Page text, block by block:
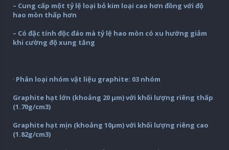
– Cung cấp một tỷ lệ loại bỏ kim loại cao hơn đồng với độ
hao mòn thấp hơn
– Có đặc tính độc đáo mà tỷ lệ hao mòn có xu hướng giảm
khi cường độ xung tăng
· Phân loại nhóm vật liệu graphite: 03 nhóm
Graphite hạt lớn (khoảng 20 µm) với khối lượng riêng thấp
(1.70g/cm3)
Graphite hạt mịn (khoảng 10µm) với khối lượng riêng cao
(1.82g/cm3)